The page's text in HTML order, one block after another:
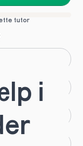
tutor
HF
i